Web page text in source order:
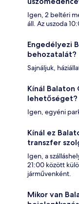
Igen, 2 beltéri
áll. Az uszoda
Engedélyezi
behozatalát?
Sajnáljuk,
Kínál Balaton
lehetőséget?
Igen, egyéni
Kínál ez
transzfer
Igen, a
21:00 között
járművenként.
Mikor van